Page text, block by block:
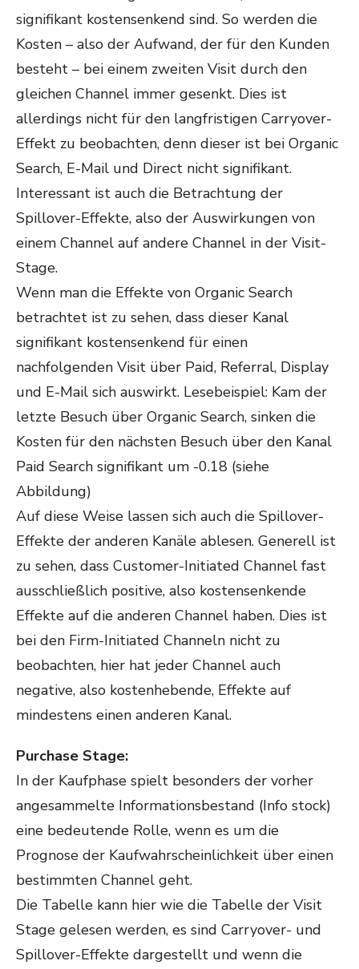
signifikant kostensenkend sind. So werden die
Kosten – also der Aufwand, der für den Kunden
besteht – bei einem zweiten Visit durch den
gleichen Channel immer gesenkt. Dies ist
allerdings nicht für den langfristigen Carryover-
Effekt zu beobachten, denn dieser ist bei Organic
Search, E-Mail und Direct nicht signifikant.
Interessant ist auch die Betrachtung der
Spillover-Effekte, also der Auswirkungen von
einem Channel auf andere Channel in der Visit-
Stage.
Wenn man die Effekte von Organic Search
betrachtet ist zu sehen, dass dieser Kanal
signifikant kostensenkend für einen
nachfolgenden Visit über Paid, Referral, Display
und E-Mail sich auswirkt. Lesebeispiel: Kam der
letzte Besuch über Organic Search, sinken die
Kosten für den nächsten Besuch über den Kanal
Paid Search signifikant um -0.18 (siehe
Abbildung)
Auf diese Weise lassen sich auch die Spillover-
Effekte der anderen Kanäle ablesen. Generell ist
zu sehen, dass Customer-Initiated Channel fast
ausschließlich positive, also kostensenkende
Effekte auf die anderen Channel haben. Dies ist
bei den Firm-Initiated Channeln nicht zu
beobachten, hier hat jeder Channel auch
negative, also kostenhebende, Effekte auf
mindestens einen anderen Kanal.
Purchase Stage:
In der Kaufphase spielt besonders der vorher
angesammelte Informationsbestand (Info stock)
eine bedeutende Rolle, wenn es um die
Prognose der Kaufwahrscheinlichkeit über einen
bestimmten Channel geht.
Die Tabelle kann hier wie die Tabelle der Visit
Stage gelesen werden, es sind Carryover- und
Spillover-Effekte dargestellt und wenn die